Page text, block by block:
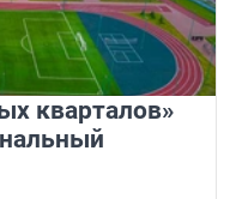
кварталов»